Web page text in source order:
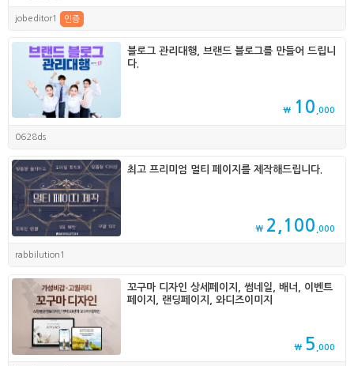
jobeditor1 인증
블로그 관리대행, 브랜드 블로그를 만들어 드립니
다.
₩ 10 ,000
0628ds
최고 프리미엄 멀티 페이지를 제작해드립니다.
₩ 2,100 ,000
rabbilution1
꼬구마 디자인 상세페이지, 썸네일, 배너, 이벤트
페이지, 랜딩페이지, 와디즈이미지
₩ 5 ,000